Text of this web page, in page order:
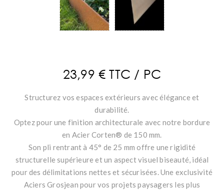
23,99 € TTC / PC
Structurez vos espaces extérieurs avec élégance et
durabilité.
Optez pour une finition architecturale avec notre bordure
en Acier Corten® de 150 mm.
Son pli rentrant à 45° de 25 mm offre une rigidité
structurelle supérieure et un aspect visuel biseauté, idéal
pour des délimitations nettes et sécurisées. Une exclusivité
Aciers Grosjean pour vos projets paysagers les plus